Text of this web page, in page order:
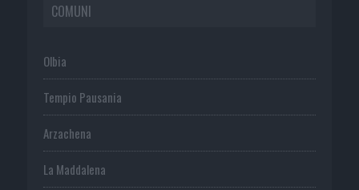
COMUNI
Olbia
Tempio Pausania
Arzachena
La Maddalena